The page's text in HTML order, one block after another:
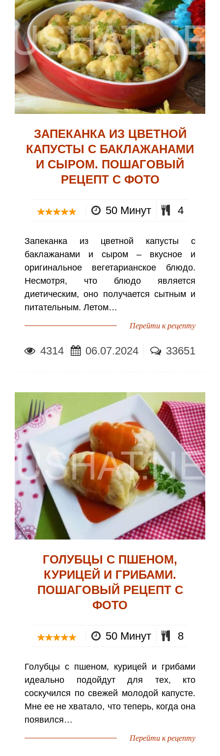
ЗАПЕКАНКА ИЗ ЦВЕТНОЙ
КАПУСТЫ С БАКЛАЖАНАМИ
И СЫРОМ. ПОШАГОВЫЙ
РЕЦЕПТ С ФОТО
50 Минут 4
Запеканка из цветной капусты с
баклажанами и сыром – вкусное и
оригинальное вегетарианское блюдо.
Несмотря, что блюдо является
диетическим, оно получается сытным и
питательным. Летом…
Перейти к рецепту
4314 06.07.2024 33651
ГОЛУБЦЫ С ПШЕНОМ,
КУРИЦЕЙ И ГРИБАМИ.
ПОШАГОВЫЙ РЕЦЕПТ С
ФОТО
50 Минут 8
Голубцы с пшеном, курицей и грибами
идеально подойдут для тех, кто
соскучился по свежей молодой капусте.
Мне ее не хватало, что теперь, когда она
появился…
Перейти к рецепту